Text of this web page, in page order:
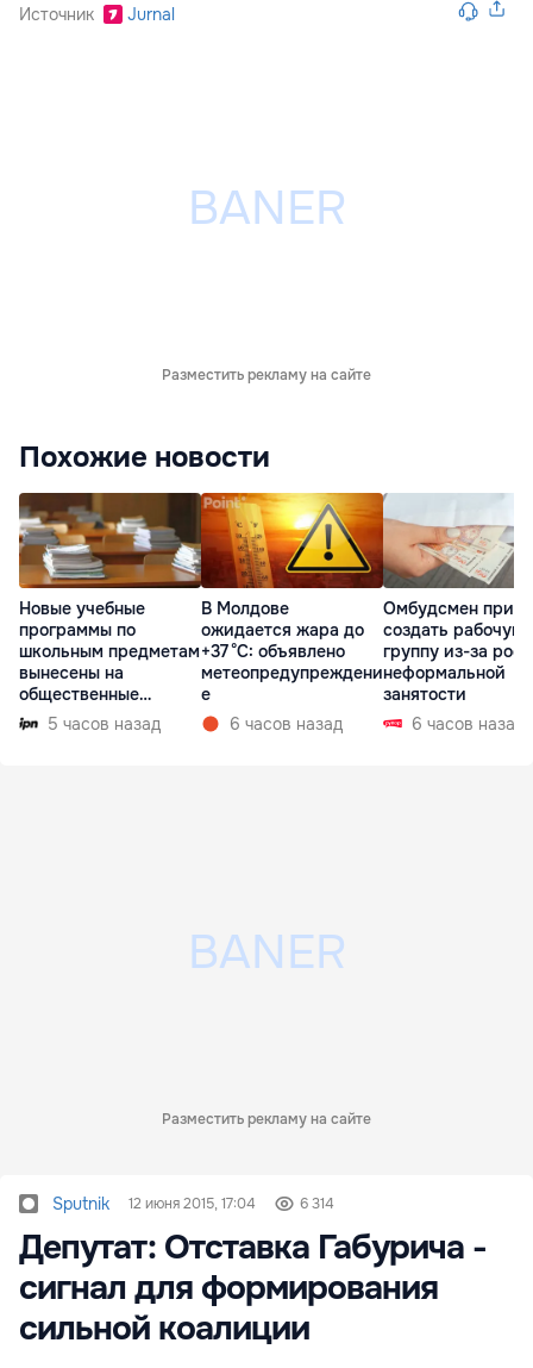
Источник Jurnal
Разместить рекламу на сайте
Похожие новости
Новые учебные
программы по
школьным предметам
вынесены на
общественные
консультации
5 часов назад
В Молдове
ожидается жара до
+37 °C: объявлено
метеопредупреждени
е
6 часов назад
Омбудсмен
создать рабочую
группу из-за
неформальной
занятости
6 часов назад
Разместить рекламу на сайте
Sputnik 12 июня 2015, 17:04 6 314
Депутат: Отставка Габурича -
сигнал для формирования
сильной коалиции